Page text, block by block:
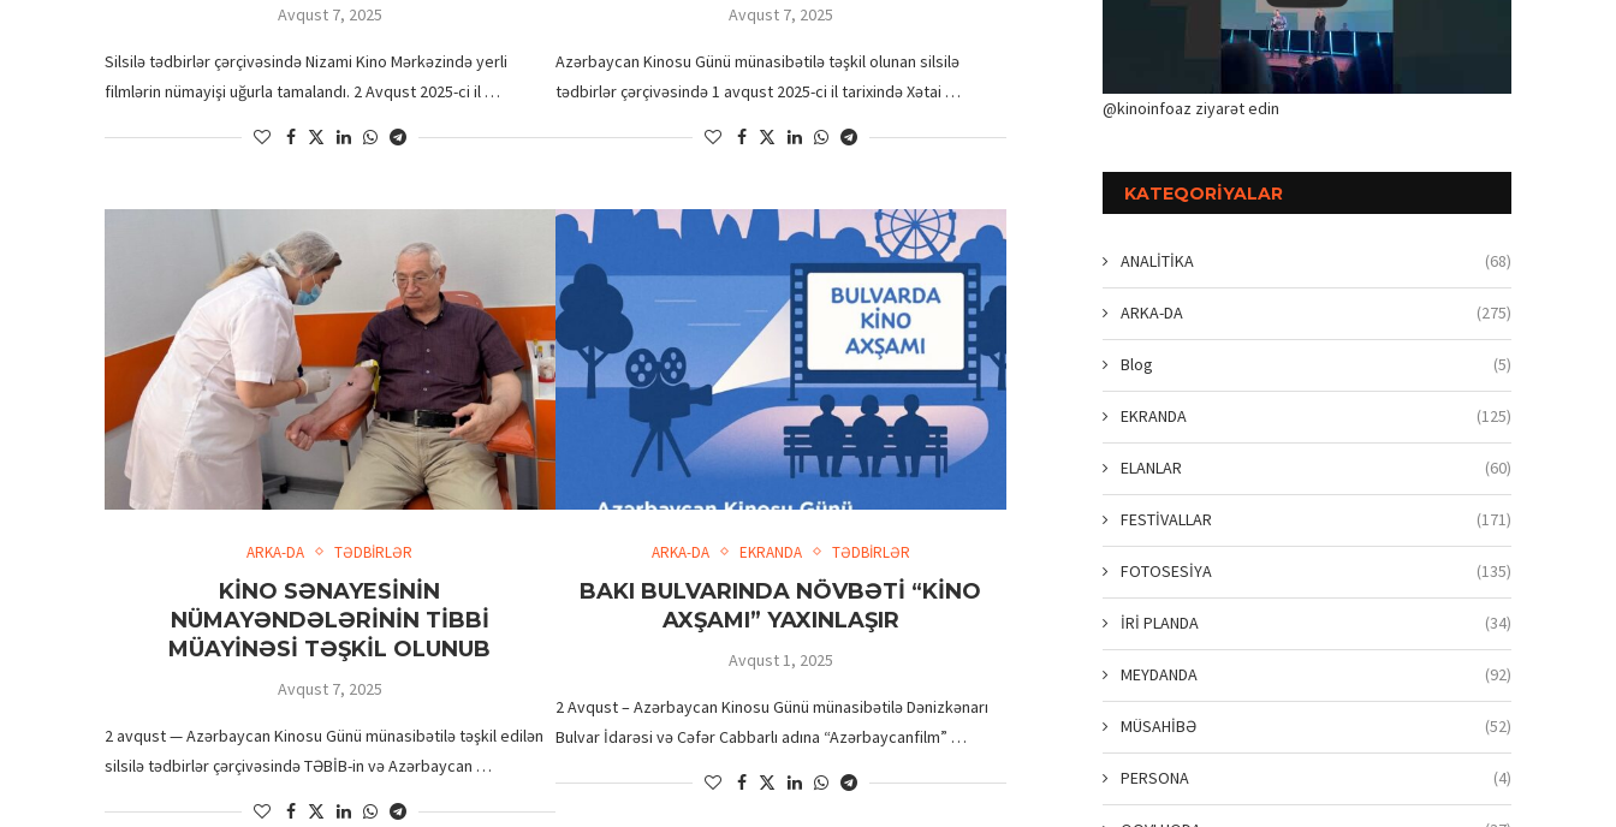
Avqust 7, 2025
Silsilə tədbirlər çərçivəsində Nizami Kino Mərkəzində yerli
filmlərin nümayişi uğurla tamalandı. 2 Avqust 2025-ci il …
Avqust 7, 2025
Azərbaycan Kinosu Günü münasibətilə təşkil olunan silsilə
tədbirlər çərçivəsində 1 avqust 2025-ci il tarixində Xətai …
ARKA-DA TƏDBİRLƏR
KİNO SƏNAYESİNİN
NÜMAYƏNDƏLƏRİNİN TİBBİ
MÜAYİNƏSİ TƏŞKİL OLUNUB
Avqust 7, 2025
2 avqust — Azərbaycan Kinosu Günü münasibətilə təşkil edilən
silsilə tədbirlər çərçivəsində TƏBİB-in və Azərbaycan …
ARKA-DA EKRANDA TƏDBİRLƏR
BAKI BULVARINDA NÖVBƏTİ “KİNO
AXŞAMI” YAXINLAŞIR
Avqust 1, 2025
2 Avqust – Azərbaycan Kinosu Günü münasibətilə Dənizkənarı
Bulvar İdarəsi və Cəfər Cabbarlı adına “Azərbaycanfilm” …
@kinoinfoaz ziyarət edin
KATEQORIYALAR
ANALİTİKA (68)
ARKA-DA (275)
Blog (5)
EKRANDA (125)
ELANLAR (60)
FESTİVALLAR (171)
FOTOSESİYA (135)
İRİ PLANDA (34)
MEYDANDA (92)
MÜSAHİBƏ (52)
PERSONA (4)